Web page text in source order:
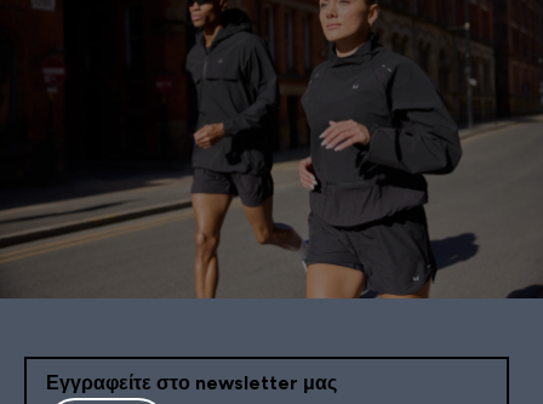
Εγγραφείτε στο newsletter μας